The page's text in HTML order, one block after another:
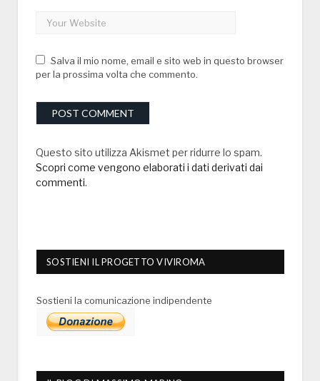
Salva il mio nome, email e sito web in questo browser
per la prossima volta che commento.
Questo sito utilizza Akismet per ridurre lo spam.
Scopri come vengono elaborati i dati derivati dai
commenti.
SOSTIENI IL PROGETTO VIVIROMA
Sostieni la comunicazione indipendente